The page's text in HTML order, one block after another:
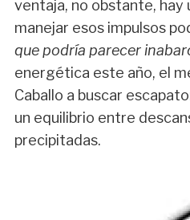
ventaja, no obstante, hay
manejar esos impulsos
que podría parecer
energética este año, el
Caballo a buscar
un equilibrio entre
precipitadas.